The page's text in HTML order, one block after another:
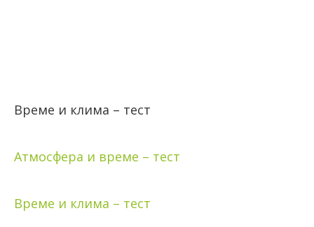
Време и клима – тест
Атмосфера и време – тест
Време и клима – тест